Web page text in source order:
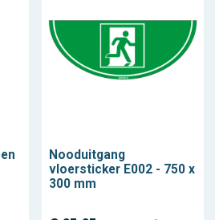
Nooduitgang
vloersticker E002 - 750 x
300 mm